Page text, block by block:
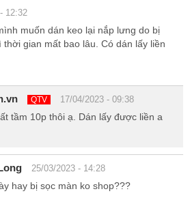
Tay Hàn Quốc - Màn hình tràn
12:32
muốn dán keo lại nắp lưng do bị
gian mất bao lâu. Có dán lấy liền
QTV 17/04/2023 - 09:38
tầm 10p thôi ạ. Dán lấy được liền a
25/03/2023 - 14:28
hay bị sọc màn ko shop???